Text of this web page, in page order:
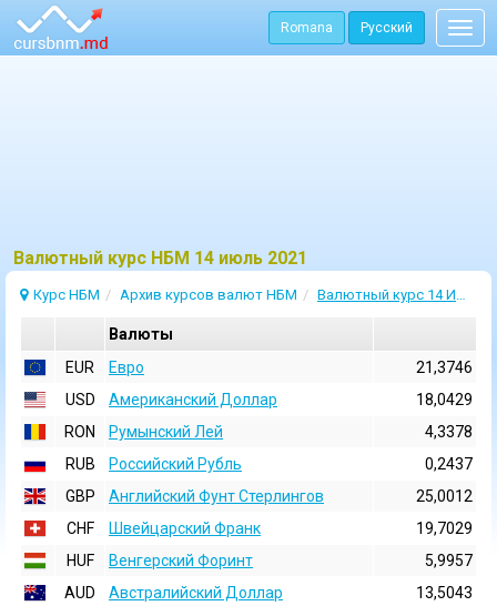
Romana Русский
Bалютный курс НБМ 14 июль 2021
Курс НБМ Архив курсов валют НБМ Валютный курс 14 Июль 2021
Валюты
EUR
Евро
21,3746
USD
Aмериканский Доллар
18,0429
RON
Румынский Лей
4,3378
RUB
Российский Рубль
0,2437
GBP
Английский Фунт Стерлингов
25,0012
CHF
Швейцарский Франк
19,7029
HUF
Венгерский Форинт
5,9957
AUD
Австралийский Доллар
13,5043